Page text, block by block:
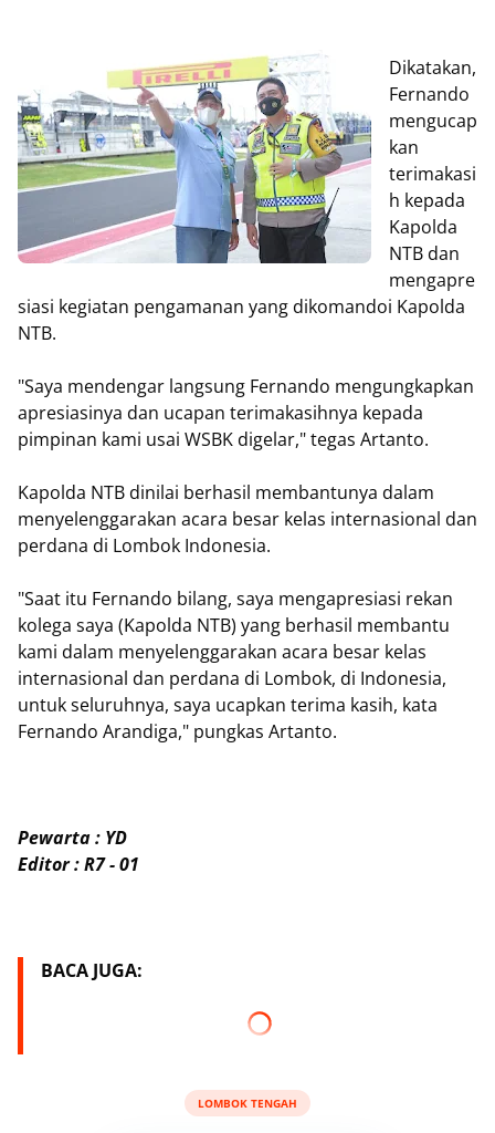
Dikatakan,
Fernando
mengucap
kan
terimakasi
h kepada
Kapolda
NTB dan
mengapre
siasi kegiatan pengamanan yang dikomandoi Kapolda
NTB.
"Saya mendengar langsung Fernando mengungkapkan
apresiasinya dan ucapan terimakasihnya kepada
pimpinan kami usai WSBK digelar," tegas Artanto.
Kapolda NTB dinilai berhasil membantunya dalam
menyelenggarakan acara besar kelas internasional dan
perdana di Lombok Indonesia.
"Saat itu Fernando bilang, saya mengapresiasi rekan
kolega saya (Kapolda NTB) yang berhasil membantu
kami dalam menyelenggarakan acara besar kelas
internasional dan perdana di Lombok, di Indonesia,
untuk seluruhnya, saya ucapkan terima kasih, kata
Fernando Arandiga," pungkas Artanto.
Pewarta : YD
Editor : R7 - 01
BACA JUGA:
LOMBOK TENGAH